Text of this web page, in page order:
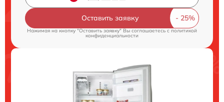
Оставить заявку
Нажимая на кнопку "Оставить заявку" Вы соглашаетесь cполитикой
конфиденциальности